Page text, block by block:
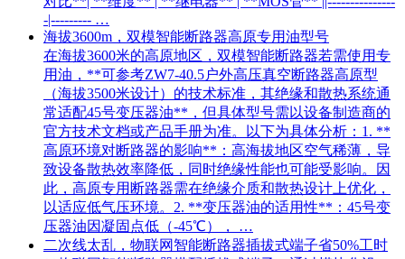
-|--------- …
海拔3600m，双模智能断路器高原专用油型号
在海拔3600米的高原地区，双模智能断路器若需使用专
用油，**可参考ZW7-40.5户外高压真空断路器高原型
（海拔3500米设计）的技术标准，其绝缘和散热系统通
常适配45号变压器油**，但具体型号需以设备制造商的
官方技术文档或产品手册为准。以下为具体分析：1. **
高原环境对断路器的影响**：高海拔地区空气稀薄，导
致设备散热效率降低，同时绝缘性能也可能受影响。因
此，高原专用断路器需在绝缘介质和散热设计上优化，
以适应低气压环境。2. **变压器油的适用性**：45号变
压器油因凝固点低（-45℃）， …
二次线太乱，物联网智能断路器插拔式端子省50%工时